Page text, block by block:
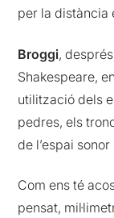
per la distància
Broggi,
Shakespeare,
utilització dels
pedres, els
de l’espai
Com ens té
pensat,